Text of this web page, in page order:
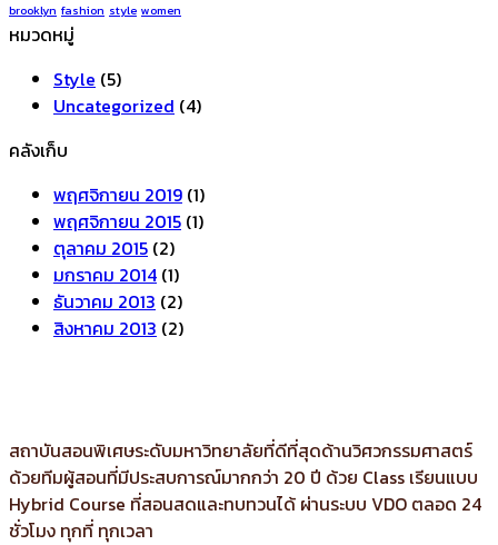
brooklyn fashion style women
หมวดหมู่
Style (5)
Uncategorized (4)
คลังเก็บ
พฤศจิกายน 2019 (1)
พฤศจิกายน 2015 (1)
ตุลาคม 2015 (2)
มกราคม 2014 (1)
ธันวาคม 2013 (2)
สิงหาคม 2013 (2)
สถาบันสอนพิเศษระดับมหาวิทยาลัยที่ดีที่สุดด้านวิศวกรรมศาสตร์
ด้วยทีมผู้สอนที่มีประสบการณ์มากกว่า 20 ปี ด้วย Class เรียนแบบ
Hybrid Course ที่สอนสดและทบทวนได้ ผ่านระบบ VDO ตลอด 24
ชั่วโมง ทุกที่ ทุกเวลา